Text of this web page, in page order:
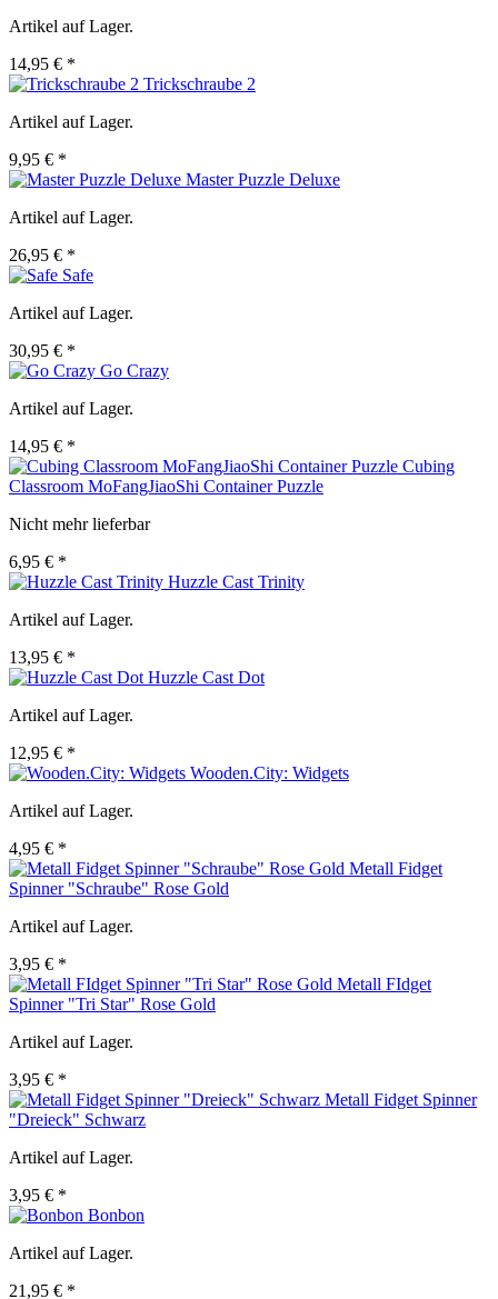
Artikel auf Lager.
14,95 € *
Trickschraube 2
Artikel auf Lager.
9,95 € *
Master Puzzle Deluxe
Artikel auf Lager.
26,95 € *
Safe
Artikel auf Lager.
30,95 € *
Go Crazy
Artikel auf Lager.
14,95 € *
Cubing
Classroom MoFangJiaoShi Container Puzzle
Nicht mehr lieferbar
6,95 € *
Huzzle Cast Trinity
Artikel auf Lager.
13,95 € *
Huzzle Cast Dot
Artikel auf Lager.
12,95 € *
Wooden.City: Widgets
Artikel auf Lager.
4,95 € *
Metall Fidget
Spinner "Schraube" Rose Gold
Artikel auf Lager.
3,95 € *
Metall FIdget
Spinner "Tri Star" Rose Gold
Artikel auf Lager.
3,95 € *
Metall Fidget Spinner
"Dreieck" Schwarz
Artikel auf Lager.
3,95 € *
Bonbon
Artikel auf Lager.
21,95 € *